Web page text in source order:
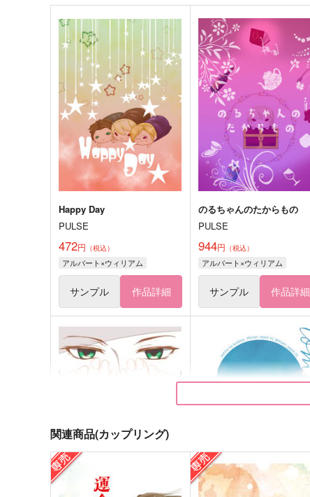
Happy Day
PULSE
472円 （税込）
アルバート×ウィリアム
サンプル 作品詳細
のるちゃんのたからもの
PULSE
944円 （税込）
アルバート×ウィリアム
サンプル 作品詳細
関連商品(カップリング)